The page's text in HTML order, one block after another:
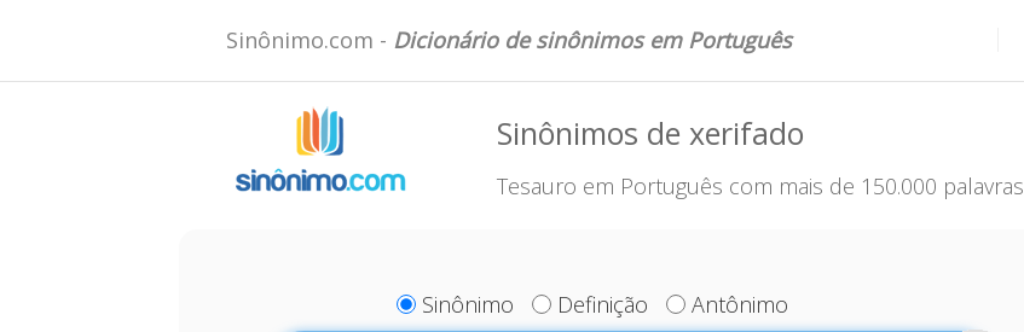
Sinônimo.com - Dicionário de sinônimos em Português
Sinônimos de xerifado
Tesauro em Português com mais de 150.000 palavras
Sinônimo Definição Antônimo